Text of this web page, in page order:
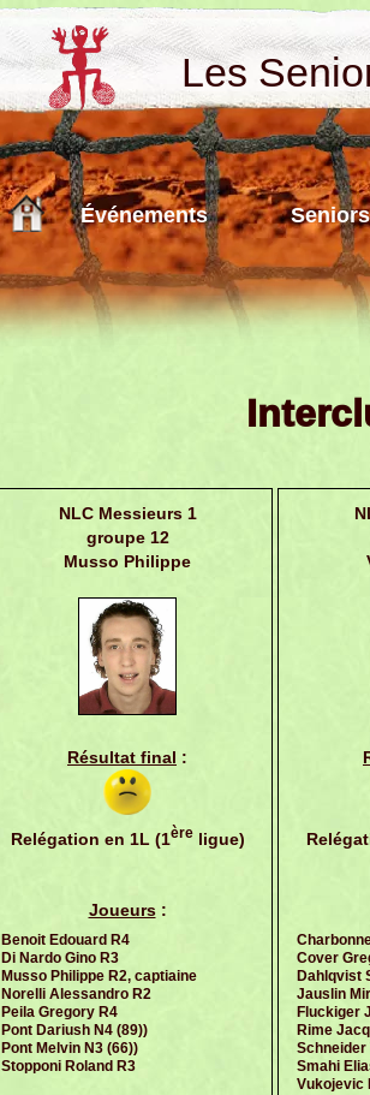
Les
Événements Seniors
NLC Messieurs 1
groupe 12
Musso Philippe
Résultat final :
Relégation en 1L (1èreligue)
Joueurs:
Benoit Edouard R4
Di Nardo Gino R3
Musso Philippe R2, captiaine
Norelli Alessandro R2
Peila Gregory R4
Pont Dariush N4 (89))
Pont Melvin N3 (66))
Stopponi Roland R3
Cover
Dahlqvist
Jauslin
Fluckiger
Rime
Schneider
Smahi
Vukojevic